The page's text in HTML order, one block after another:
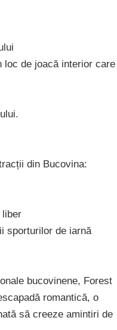
loc de joacă interior care
din Bucovina:
liber
sporturilor de iarnă
bucovinene, Forest
romantică, o
să creeze amintiri de